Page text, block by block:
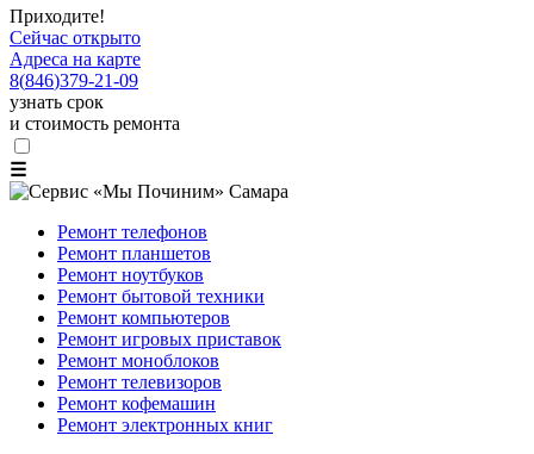
Приходите!
Сейчас открыто
Адреса на карте
8(846)379-21-09
узнать срок
и стоимость ремонта
☰
Ремонт телефонов
Ремонт планшетов
Ремонт ноутбуков
Ремонт бытовой техники
Ремонт компьютеров
Ремонт игровых приставок
Ремонт моноблоков
Ремонт телевизоров
Ремонт кофемашин
Ремонт электронных книг